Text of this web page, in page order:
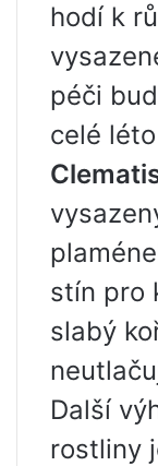
hodí k
péči
celé
stín pro
slabý
Další
rostliny